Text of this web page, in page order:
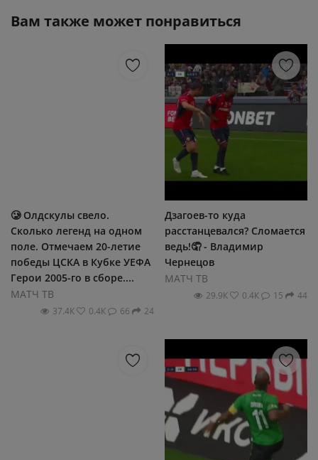
Вам также может понравиться
🥲 Олдскулы свело.
Сколько легенд на одном
поле. Отмечаем 20-летие
победы ЦСКА в Кубке УЕФА
Герои 2005-го в сборе....
МАТЧ ТВ
37.4К 0.4К 66 24
Дзагоев-то куда
расстанцевался? Сломается
ведь!🤦 - Владимир
Чернецов
МАТЧ ТВ
29.9К 0.4К 15 44